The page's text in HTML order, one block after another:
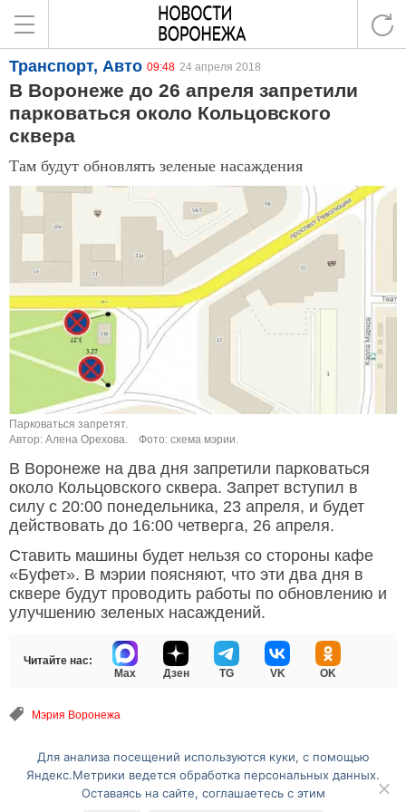
Транспорт, Авто 09:48 24 апреля 2018
В Воронеже до 26 апреля запретили
парковаться около Кольцовского
сквера
Там будут обновлять зеленые насаждения
Парковаться запретят.
Автор: Алена Орехова.
Фото: схема мэрии.
В Воронеже на два дня запретили парковаться
около Кольцовского сквера. Запрет вступил в
силу с 20:00 понедельника, 23 апреля, и будет
действовать до 16:00 четверга, 26 апреля.
Ставить машины будет нельзя со стороны кафе
«Буфет». В мэрии поясняют, что эти два дня в
сквере будут проводить работы по обновлению и
улучшению зеленых насаждений.
Читайте нас:
Max
Дзен TG VK OK
Мэрия Воронежа
Перейти на полную версию сайта
Для анализа посещений используются куки, с помощью
Яндекс.Метрики ведется обработка персональных данных.
Оставаясь на сайте, соглашаетесь с этим